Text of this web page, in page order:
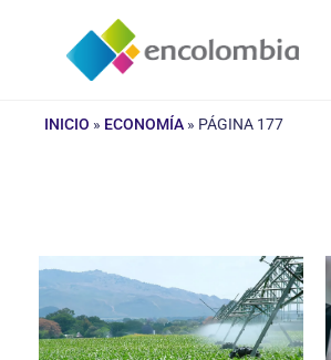
contenido
INICIO » ECONOMÍA » PÁGINA 177